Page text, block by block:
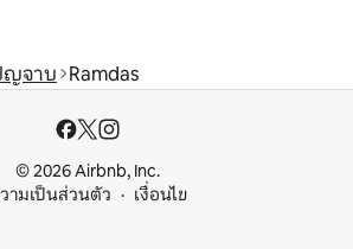
จาบ Ramdas
© 2026 Airbnb, Inc.
ามเป็นส่วนตัว
เงื่อนไข